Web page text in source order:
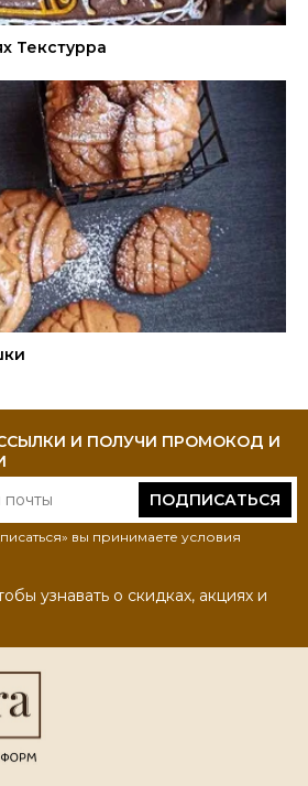
Текстурра
И ПОЛУЧИ ПРОМОКОД И
ПОДПИСАТЬСЯ
вы принимаете условия
узнавать о скидках, акциях и